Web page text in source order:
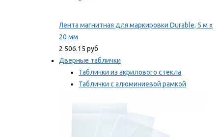
Лента магнитная для маркировки Durable, 5 м х
20 мм
2 506.15 руб
Дверные таблички
Таблички из акрилового стекла
Таблички с алюминиевой рамкой